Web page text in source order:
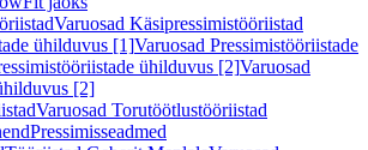
Varuosad Käsipressimistööriistad
ühilduvus [1]Varuosad Pressimistööriistade
ühilduvus [2]Varuosad
[2]
Varuosad Torutöötlustööriistad
Pressimisseadmed